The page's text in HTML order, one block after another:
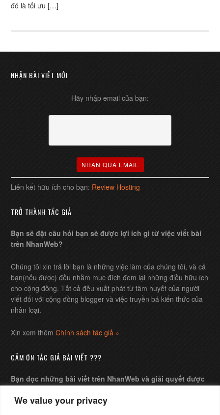
We value your privacy
đó là tối ưu […]
NHẬN BÀI VIẾT MỚI
Hãy nhập email của bạn:
Liên kết hữu ích cho bạn: Review Hosting
TRỞ THÀNH TÁC GIẢ
Bạn sẽ đặt câu hỏi bạn sẽ được lợi ích gì từ việc viết bài
trên NhanWeb?
Chúng tôi xin trả lời bạn là những việc làm của chúng tôi, và cả
bạn(nếu được) đều nhằm mục đích đem lại những điều hữu ích
cho cộng đồng. Tất cả đều xuất phát từ tâm huyết của người
viết đối với cộng đồng blogger và việc truyền bá kiến thức của
nhân loại.
Xin xem thêmChính sách tác giả »
CẢM ƠN TÁC GIẢ BÀI VIẾT ???
Bạn đọc những bài viết trên NhanWeb và giải quyết được
như lời cảm ơn tác giả ?